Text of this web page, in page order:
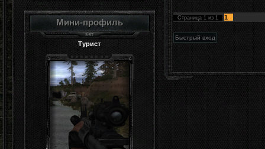
Мини-профиль
Турист
Страница 1 из 1 1